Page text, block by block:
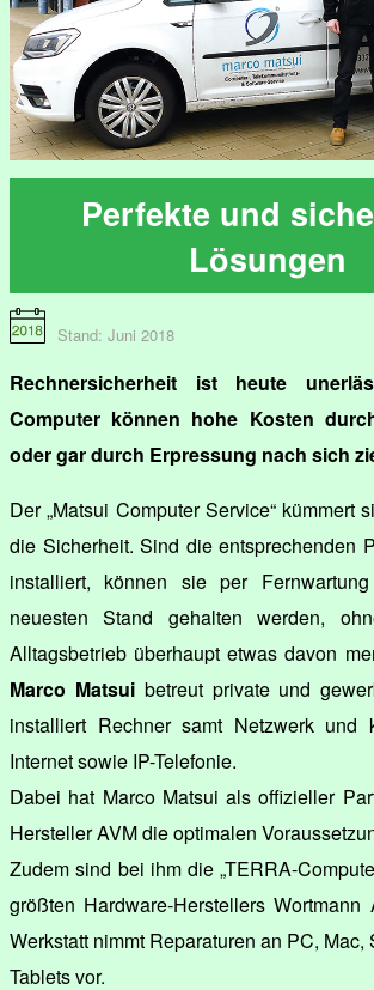
Perfekte und
Lösungen
Stand: Juni 2018
Rechnersicherheit ist heute
Computer können hohe Kosten
oder gar durch Erpressung nach sich
Der „Matsui Computer Service“ kümmert
die Sicherheit. Sind die entsprechenden
installiert, können sie per
neuesten Stand gehalten werden,
Alltagsbetrieb überhaupt etwas davon
Marco Matsuibetreut private und
installiert Rechner samt Netzwerk und
Internet sowie IP-Telefonie.
Dabei hat Marco Matsui als offizieller
Hersteller AVM die optimalen
Zudem sind bei ihm die „TERRA-
größten Hardware-Herstellers
Werkstatt nimmt Reparaturen an PC, Mac,
Tablets vor.